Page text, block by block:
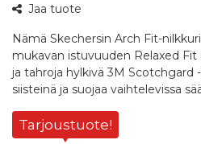
kuva
Jaa tuote
Nämä Skechersin Arch Fit-
mukavan istuvuuden Relaxed
ja tahroja hylkivä 3M
siisteinä ja suojaa vaihtelevissa
Tarjoustuote!